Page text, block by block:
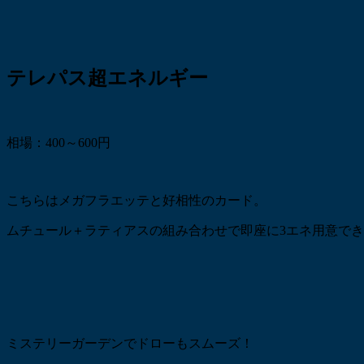
テレパス超エネルギー
相場：400～600円
こちらはメガフラエッテと好相性のカード。
ムチュール＋ラティアスの組み合わせで即座に3エネ用意でき
ミステリーガーデンでドローもスムーズ！